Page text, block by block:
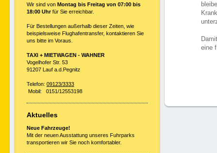
Wir sind von Montag bis Freitag von 07:00 bis
18:00 Uhrfür Sie erreichbar.
Für Bestellungen außerhalb dieser Zeiten, wie
beispielsweise Flughafentransfer, kontaktieren Sie
uns bitte im Voraus.
TAXI + MIETWAGEN - WAHNER
Vogelhofer Str. 53
91207 Lauf a.d.Pegnitz
Telefon: 09123/3333
Mobil: 0151/12553198
Aktuelles
Neue Fahrzeuge!
Mit der neuen Ausstattung unseres Fuhrparks
transportieren wir Sie noch komfortabler.
eine